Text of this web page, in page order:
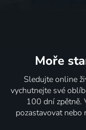
Moře
Sledujte online
vychutnejte své
100 dní zpětně.
pozastavovat nebo